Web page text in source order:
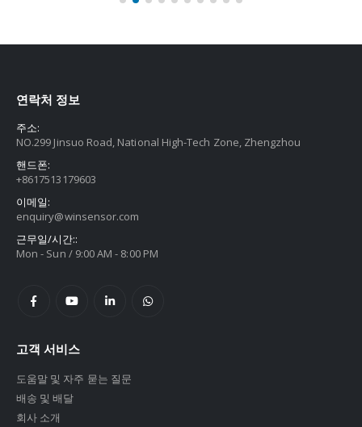
연락처 정보
주소:
NO.299 Jinsuo Road, National High-Tech Zone, Zhengzhou
핸드폰:
+8617513179603
이메일:
enquiry@winsensor.com
근무일/시간::
Mon - Sun / 9:00 AM - 8:00 PM
고객 서비스
도움말 및 자주 묻는 질문
배송 및 배달
회사 소개